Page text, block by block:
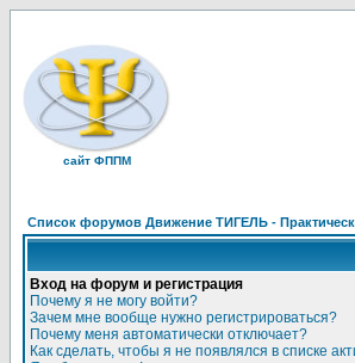
сайт ФППМ
Список форумов Движение ТИГЕЛЬ -
Вход на форум и регистрация
Почему я не могу войти?
Зачем мне вообще нужно регистрироваться?
Почему меня автоматически отключает?
Как сделать, чтобы я не появлялся в списке